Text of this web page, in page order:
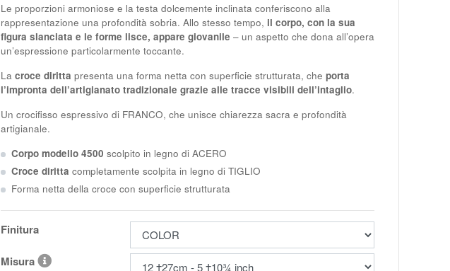
Le proporzioni armoniose e la testa dolcemente inclinata conferiscono alla
rappresentazione una profondità sobria. Allo stesso tempo, il corpo, con la sua
figura slanciata e le forme lisce, appare giovanile – un aspetto che dona all’opera
un’espressione particolarmente toccante.
La croce diritta presenta una forma netta con superficie strutturata, che porta
l’impronta dell’artigianato tradizionale grazie alle tracce visibili dell’intaglio.
Un crocifisso espressivo di FRANCO, che unisce chiarezza sacra e profondità
artigianale.
Corpo modello 4500 scolpito in legno di ACERO
Croce diritta completamente scolpita in legno di TIGLIO
Forma netta della croce con superficie strutturata
Finitura
Misura